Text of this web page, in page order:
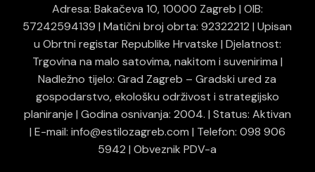
Adresa: Bakačeva 10, 10000 Zagreb | OIB:
57242594139 | Matični broj obrta: 92322212 | Upisan
u Obrtni registar Republike Hrvatske | Djelatnost:
Trgovina na malo satovima, nakitom i suvenirima |
Nadležno tijelo: Grad Zagreb – Gradski ured za
gospodarstvo, ekološku održivost i strategijsko
planiranje | Godina osnivanja: 2004. | Status: Aktivan
| E-mail: info@estilozagreb.com | Telefon: 098 906
5942 | Obveznik PDV-a